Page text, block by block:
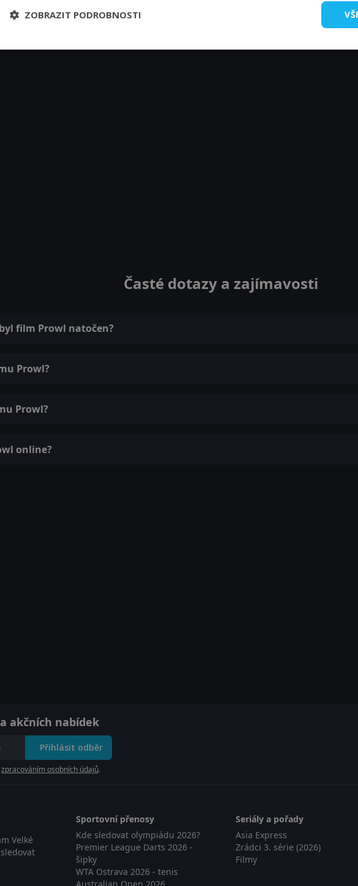
Časté dotazy a zajímavosti
film Prowl natočen?
Prowl?
Prowl?
online?
akčních nabídek
Přihlásit odběr
zpracováním osobních údajů.
Velké
Sportovní přenosy
Kde sledovat olympiádu 2026?
Premier League Darts 2026 -
šipky
WTA Ostrava 2026 - tenis
Seriály a pořady
Asia Express
Zrádci 3. série (2026)
Filmy
ZOBRAZIT PODROBNOSTI